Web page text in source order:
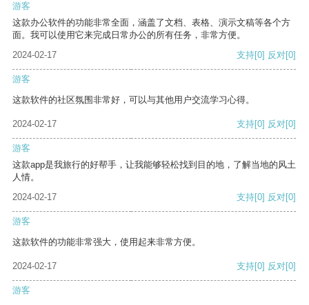
游客
这款办公软件的功能非常全面，涵盖了文档、表格、演示文稿等各个方
面。我可以使用它来完成日常办公的所有任务，非常方便。
2024-02-17
支持[0] 反对[0]
游客
这款软件的社区氛围非常好，可以与其他用户交流学习心得。
2024-02-17 支持[0] 反对[0]
游客
这款app是我旅行的好帮手，让我能够轻松找到目的地，了解当地的风土
人情。
2024-02-17
支持[0] 反对[0]
游客
这款软件的功能非常强大，使用起来非常方便。
2024-02-17 支持[0] 反对[0]
游客